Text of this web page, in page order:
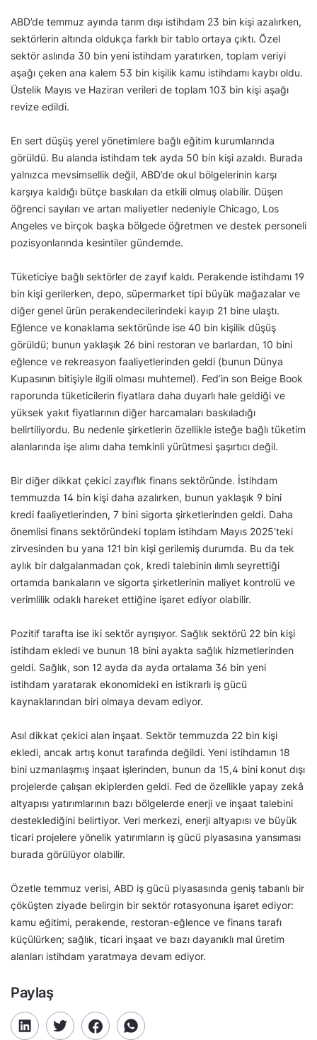
ABD’de temmuz ayında tarım dışı istihdam 23 bin kişi azalırken,
sektörlerin altında oldukça farklı bir tablo ortaya çıktı. Özel
sektör aslında 30 bin yeni istihdam yaratırken, toplam veriyi
aşağı çeken ana kalem 53 bin kişilik kamu istihdamı kaybı oldu.
Üstelik Mayıs ve Haziran verileri de toplam 103 bin kişi aşağı
revize edildi.
En sert düşüş yerel yönetimlere bağlı eğitim kurumlarında
görüldü. Bu alanda istihdam tek ayda 50 bin kişi azaldı. Burada
yalnızca mevsimsellik değil, ABD’de okul bölgelerinin karşı
karşıya kaldığı bütçe baskıları da etkili olmuş olabilir. Düşen
öğrenci sayıları ve artan maliyetler nedeniyle Chicago, Los
Angeles ve birçok başka bölgede öğretmen ve destek personeli
pozisyonlarında kesintiler gündemde.
Tüketiciye bağlı sektörler de zayıf kaldı. Perakende istihdamı 19
bin kişi gerilerken, depo, süpermarket tipi büyük mağazalar ve
diğer genel ürün perakendecilerindeki kayıp 21 bine ulaştı.
Eğlence ve konaklama sektöründe ise 40 bin kişilik düşüş
görüldü; bunun yaklaşık 26 bini restoran ve barlardan, 10 bini
eğlence ve rekreasyon faaliyetlerinden geldi (bunun Dünya
Kupasının bitişiyle ilgili olması muhtemel). Fed’in son Beige Book
raporunda tüketicilerin fiyatlara daha duyarlı hale geldiği ve
yüksek yakıt fiyatlarının diğer harcamaları baskıladığı
belirtiliyordu. Bu nedenle şirketlerin özellikle isteğe bağlı tüketim
alanlarında işe alımı daha temkinli yürütmesi şaşırtıcı değil.
Bir diğer dikkat çekici zayıflık finans sektöründe. İstihdam
temmuzda 14 bin kişi daha azalırken, bunun yaklaşık 9 bini
kredi faaliyetlerinden, 7 bini sigorta şirketlerinden geldi. Daha
önemlisi finans sektöründeki toplam istihdam Mayıs 2025’teki
zirvesinden bu yana 121 bin kişi gerilemiş durumda. Bu da tek
aylık bir dalgalanmadan çok, kredi talebinin ılımlı seyrettiği
ortamda bankaların ve sigorta şirketlerinin maliyet kontrolü ve
verimlilik odaklı hareket ettiğine işaret ediyor olabilir.
Pozitif tarafta ise iki sektör ayrışıyor. Sağlık sektörü 22 bin kişi
istihdam ekledi ve bunun 18 bini ayakta sağlık hizmetlerinden
geldi. Sağlık, son 12 ayda da ayda ortalama 36 bin yeni
istihdam yaratarak ekonomideki en istikrarlı iş gücü
kaynaklarından biri olmaya devam ediyor.
Asıl dikkat çekici alan inşaat. Sektör temmuzda 22 bin kişi
ekledi, ancak artış konut tarafında değildi. Yeni istihdamın 18
bini uzmanlaşmış inşaat işlerinden, bunun da 15,4 bini konut dışı
projelerde çalışan ekiplerden geldi. Fed de özellikle yapay zekâ
altyapısı yatırımlarının bazı bölgelerde enerji ve inşaat talebini
desteklediğini belirtiyor. Veri merkezi, enerji altyapısı ve büyük
ticari projelere yönelik yatırımların iş gücü piyasasına yansıması
burada görülüyor olabilir.
Özetle temmuz verisi, ABD iş gücü piyasasında geniş tabanlı bir
çöküşten ziyade belirgin bir sektör rotasyonuna işaret ediyor:
kamu eğitimi, perakende, restoran-eğlence ve finans tarafı
küçülürken; sağlık, ticari inşaat ve bazı dayanıklı mal üretim
alanları istihdam yaratmaya devam ediyor.
Paylaş